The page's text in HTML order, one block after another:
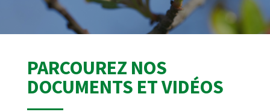
PARCOUREZ NOS
DOCUMENTS ET VIDÉOS